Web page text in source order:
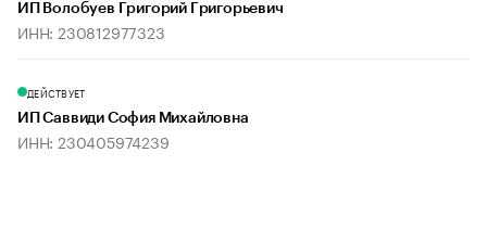
ИП Волобуев Григорий Григорьевич
ИНН: 230812977323
ДЕЙСТВУЕТ
ИП Саввиди София Михайловна
ИНН: 230405974239